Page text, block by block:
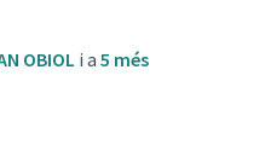
OBIOL i a 5 més